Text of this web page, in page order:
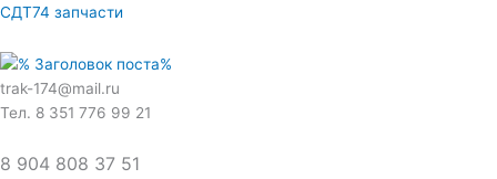
Перейти
содержимому
СДТ74 запчасти
trak-174@mail.ru
Тел. 8 351 776 99 21
8 904 808 37 51
Искать: